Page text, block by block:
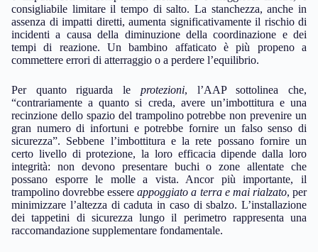
consigliabile limitare il tempo di salto. La stanchezza, anche in
assenza di impatti diretti, aumenta significativamente il rischio di
incidenti a causa della diminuzione della coordinazione e dei
tempi di reazione. Un bambino affaticato è più propeno a
commettere errori di atterraggio o a perdere l’equilibrio.
Per quanto riguarda le protezioni, l’AAP sottolinea che,
“contrariamente a quanto si creda, avere un’imbottitura e una
recinzione dello spazio del trampolino potrebbe non prevenire un
gran numero di infortuni e potrebbe fornire un falso senso di
sicurezza”. Sebbene l’imbottitura e la rete possano fornire un
certo livello di protezione, la loro efficacia dipende dalla loro
integrità: non devono presentare buchi o zone allentate che
possano esporre le molle a vista. Ancor più importante, il
trampolino dovrebbe essereappoggiato a terra e mai rialzato, per
minimizzare l’altezza di caduta in caso di sbalzo. L’installazione
dei tappetini di sicurezza lungo il perimetro rappresenta una
raccomandazione supplementare fondamentale.